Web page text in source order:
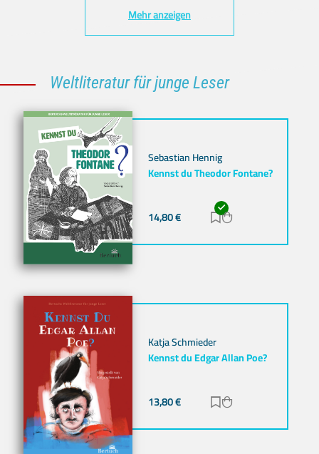
Mehr anzeigen
Weltliteratur für junge Leser
Sebastian Hennig
Kennst du Theodor Fontane?
14,80€ Zur Merkliste
Katja Schmieder
Kennst du Edgar Allan Poe?
13,80€ Zur Merkliste